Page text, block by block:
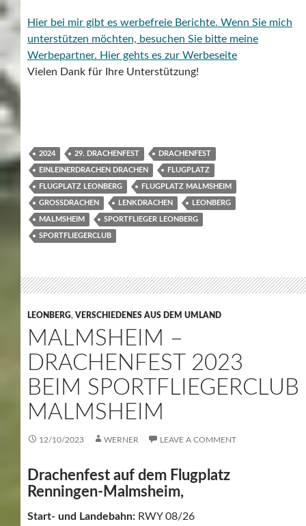
Hier bei mir gibt es werbefreie Berichte. Wenn Sie mich
unterstützen möchten, besuchen Sie bitte meine
Werbepartner. Hier gehts es zur Werbeseite
Vielen Dank für Ihre Unterstützung!
2024 29. DRACHENFEST DRACHENFEST
EINLEINERDRACHEN DRACHEN FLUGPLATZ
FLUGPLATZ LEONBERG FLUGPLATZ MALMSHEIM
GROSSDRACHEN LENKDRACHEN LEONBERG
MALMSHEIM SPORTFLIEGER LEONBERG
SPORTFLIEGERCLUB
LEONBERG, VERSCHIEDENES AUS DEM UMLAND
MALMSHEIM –
DRACHENFEST 2023
BEIM SPORTFLIEGERCLUB
MALMSHEIM
12/10/2023 WERNER LEAVE A COMMENT
Drachenfest auf dem Flugplatz
Renningen-Malmsheim,
Start- und Landebahn: RWY 08/26